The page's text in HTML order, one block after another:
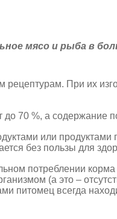
мясо и рыба в
При их
70 %, а содержание
или продуктами
без пользы для
потреблении
(а это –
питомец всегда